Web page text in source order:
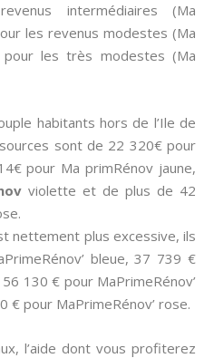
intermédiaires (Ma
les revenus modestes (Ma
les très modestes (Ma
habitants hors de l’Ile de
sont de 22 320€ pour
pour Ma primRénov jaune,
violette et de plus de 42
nettement plus excessive, ils
bleue, 37 739 €
130 € pour MaPrimeRénov’
pour MaPrimeRénov’ rose.
l’aide dont vous profiterez